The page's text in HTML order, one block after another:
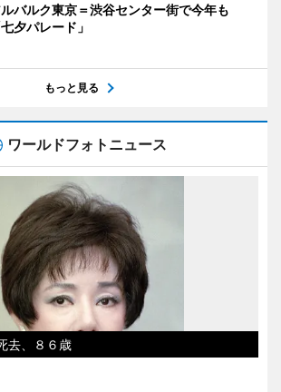
バルク東京＝渋谷センター街で今年も
七夕パレード」
もっと見る
ワールドフォトニュース
去、８６歳